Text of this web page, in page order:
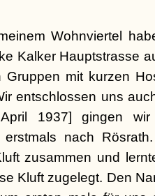
Wohnviertel
Kalker Hauptstrasse
Gruppen mit kurzen
entschlossen uns
1937] gingen
erstmals nach
zusammen und
Kluft zugelegt. Den